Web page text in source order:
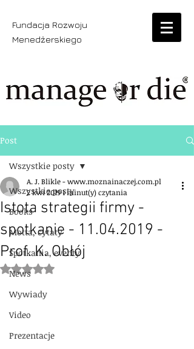
Fundacja Rozwoju
Menedżerskiego
Post
Wszystkie posty
Books
Motta, cytaty
Spotkania, eventy
News
Wywiady
Video
Prezentacje
Wszystkie posty
Istota strategii firmy -
spotkanie - 11.04.2019 -
Prof. K. Obłój
A. J. Blikle - www.moznainaczej.com.pl
2 kwi 20191 minut(y) czytania
Oceniono na NaN z 5 gwiazdek.